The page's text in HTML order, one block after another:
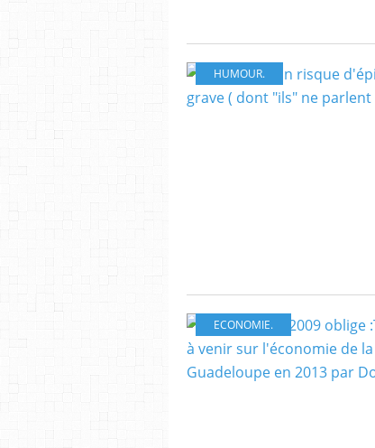
HUMOUR.
ECONOMIE.